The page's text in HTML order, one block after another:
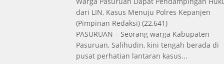
dari LIN, Kasus Menuju Polres Kepanjen
(Pimpinan Redaksi) (22,641)
PASURUAN – Seorang warga Kabupaten
Pasuruan, Salihudin, kini tengah berada di
pusat perhatian lantaran kasus...